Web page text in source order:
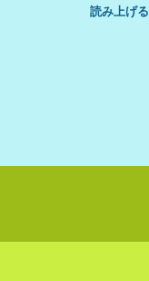
読み上げる